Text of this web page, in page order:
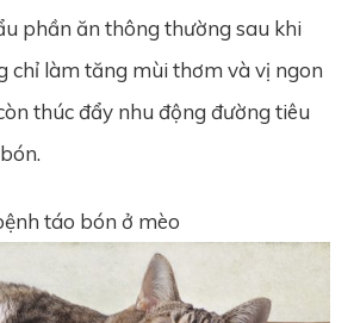
phần ăn thông thường sau khi
chỉ làm tăng mùi thơm và vị ngon
thúc đẩy nhu động đường tiêu
táo bón ở mèo